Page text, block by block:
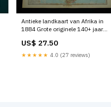
Antieke landkaart van Afrika in
1884 Grote originele 140+ jaar
van Afrikaans continent Thailand
US$ 27.50
★★★★★ 4.0 (27 reviews)